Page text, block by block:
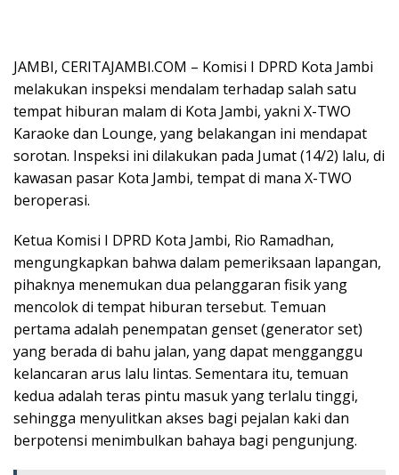
JAMBI, CERITAJAMBI.COM – Komisi I DPRD Kota Jambi
melakukan inspeksi mendalam terhadap salah satu
tempat hiburan malam di Kota Jambi, yakni X-TWO
Karaoke dan Lounge, yang belakangan ini mendapat
sorotan. Inspeksi ini dilakukan pada Jumat (14/2) lalu, di
kawasan pasar Kota Jambi, tempat di mana X-TWO
beroperasi.
Ketua Komisi I DPRD Kota Jambi, Rio Ramadhan,
mengungkapkan bahwa dalam pemeriksaan lapangan,
pihaknya menemukan dua pelanggaran fisik yang
mencolok di tempat hiburan tersebut. Temuan
pertama adalah penempatan genset (generator set)
yang berada di bahu jalan, yang dapat mengganggu
kelancaran arus lalu lintas. Sementara itu, temuan
kedua adalah teras pintu masuk yang terlalu tinggi,
sehingga menyulitkan akses bagi pejalan kaki dan
berpotensi menimbulkan bahaya bagi pengunjung.